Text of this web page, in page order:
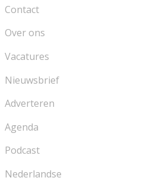
Contact
Over ons
Vacatures
Nieuwsbrief
Adverteren
Agenda
Podcast
Nederlandse